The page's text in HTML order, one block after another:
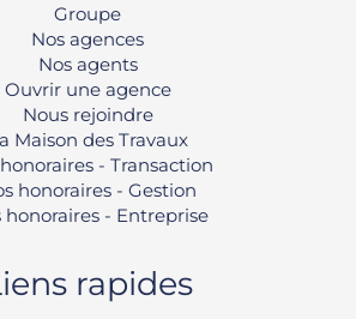
Groupe
Nos agences
Nos agents
Ouvrir une agence
Nous rejoindre
Maison des Travaux
- Transaction
honoraires - Gestion
honoraires - Entreprise
rapides